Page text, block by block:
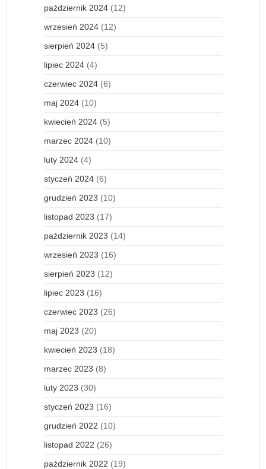
październik 2024 (12)
wrzesień 2024 (12)
sierpień 2024 (5)
lipiec 2024 (4)
czerwiec 2024 (6)
maj 2024 (10)
kwiecień 2024 (5)
marzec 2024 (10)
luty 2024 (4)
styczeń 2024 (6)
grudzień 2023 (10)
listopad 2023 (17)
październik 2023 (14)
wrzesień 2023 (16)
sierpień 2023 (12)
lipiec 2023 (16)
czerwiec 2023 (26)
maj 2023 (20)
kwiecień 2023 (18)
marzec 2023 (8)
luty 2023 (30)
styczeń 2023 (16)
grudzień 2022 (10)
listopad 2022 (26)
październik 2022 (19)